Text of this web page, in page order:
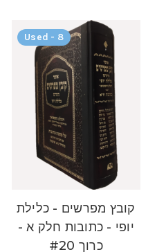
Used - 8
קובץ מפרשים - כלילת
יופי - כתובות חלק א -
כרוך #20